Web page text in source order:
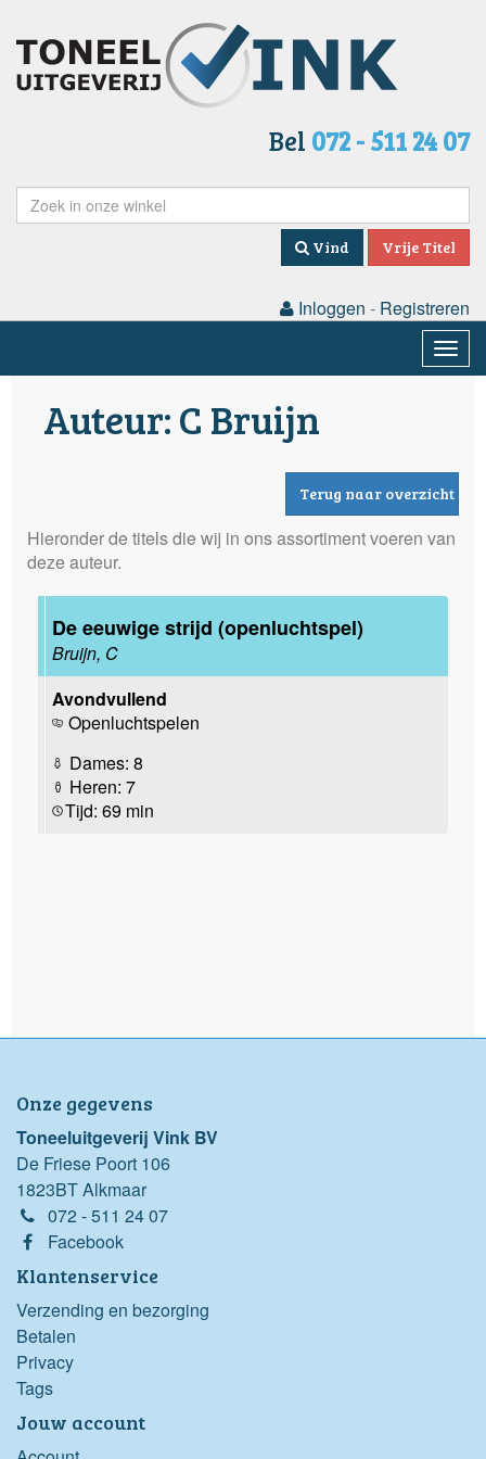
Bel 072 - 511 24 07
Vind Vrije Titel
Inloggen - Registreren
Auteur: C Bruijn
Terug naar overzicht
Hieronder de titels die wij in ons assortiment voeren van
deze auteur.
De eeuwige strijd (openluchtspel)
Bruijn, C
Avondvullend
Openluchtspelen
Dames: 8
Heren: 7
Tijd: 69 min
Onze gegevens
Toneeluitgeverij Vink BV
De Friese Poort 106
1823BT Alkmaar
072 - 511 24 07
Facebook
Klantenservice
Verzending en bezorging
Betalen
Privacy
Tags
Jouw account